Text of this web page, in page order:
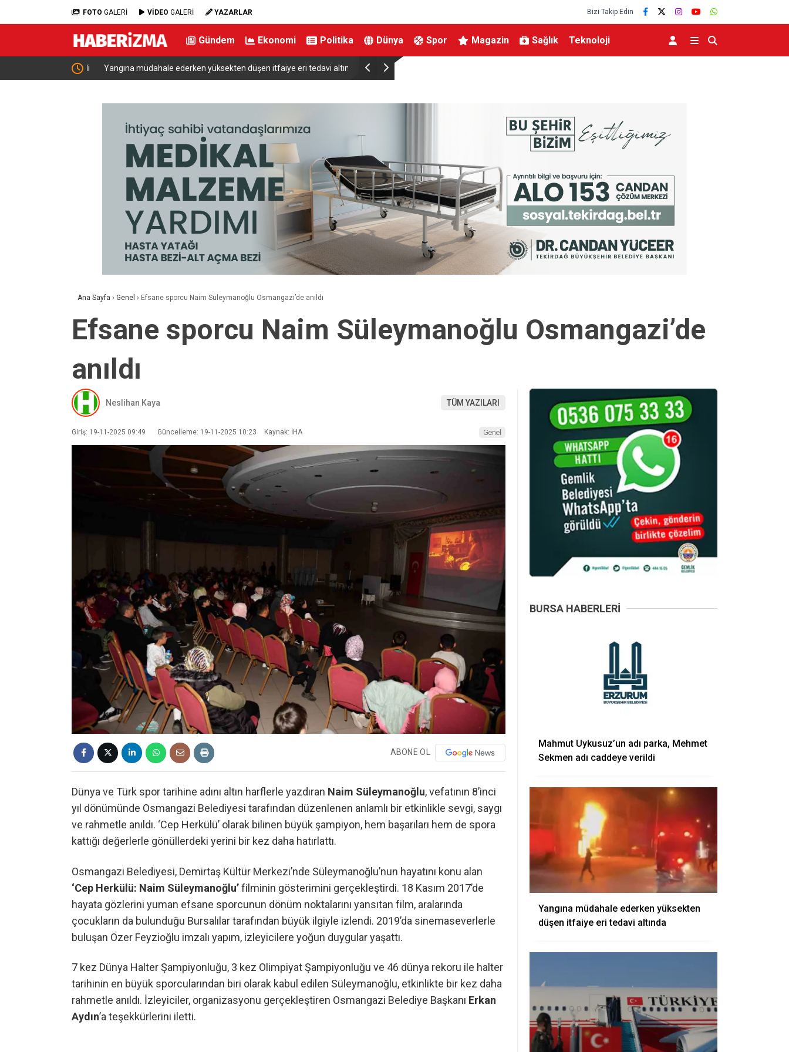
FOTO GALERİ VİDEO GALERİ YAZARLAR Bizi Takip Edin
Gündem Ekonomi Politika Dünya Spor Magazin Sağlık Teknoloji
adı caddeye verildi Yangına müdahale ederken yüksekten düşen itfaiye eri tedavi altında Cumhurbaşkanı Erdoğan Suudi Arabistan’da Üçlü Savunma Zirvesine
Ana Sayfa › Genel › Efsane sporcu Naim Süleymanoğlu Osmangazi’de anıldı
Efsane sporcu Naim Süleymanoğlu Osmangazi’de
anıldı
Neslihan Kaya TÜM YAZILARI
Giriş: 19-11-2025 09:49 Güncelleme: 19-11-2025 10:23 Kaynak: İHA Genel
ABONE OL
Dünya ve Türk spor tarihine adını altın harflerle yazdıran Naim Süleymanoğlu, vefatının 8’inci
yıl dönümünde Osmangazi Belediyesi tarafından düzenlenen anlamlı bir etkinlikle sevgi, saygı
ve rahmetle anıldı. ‘Cep Herkülü’ olarak bilinen büyük şampiyon, hem başarıları hem de spora
kattığı değerlerle gönüllerdeki yerini bir kez daha hatırlattı.
Osmangazi Belediyesi, Demirtaş Kültür Merkezi’nde Süleymanoğlu’nun hayatını konu alan
‘Cep Herkülü: Naim Süleymanoğlu’filminin gösterimini gerçekleştirdi. 18 Kasım 2017’de
hayata gözlerini yuman efsane sporcunun dönüm noktalarını yansıtan film, aralarında
çocukların da bulunduğu Bursalılar tarafından büyük ilgiyle izlendi. 2019’da sinemaseverlerle
buluşan Özer Feyzioğlu imzalı yapım, izleyicilere yoğun duygular yaşattı.
7 kez Dünya Halter Şampiyonluğu, 3 kez Olimpiyat Şampiyonluğu ve 46 dünya rekoru ile halter
tarihinin en büyük sporcularından biri olarak kabul edilen Süleymanoğlu, etkinlikte bir kez daha
rahmetle anıldı. İzleyiciler, organizasyonu gerçekleştiren Osmangazi Belediye Başkanı Erkan
Aydın’a teşekkürlerini iletti.
BURSA HABERLERI
Mahmut Uykusuz’un adı parka, Mehmet
Sekmen adı caddeye verildi
Yangına müdahale ederken yüksekten
düşen itfaiye eri tedavi altında